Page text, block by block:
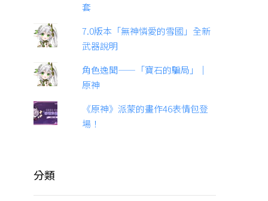
套
7.0版本「無神憐愛的雪國」全新
武器說明
角色逸聞——「寶石的騙局」｜
原神
《原神》派蒙的畫作46表情包登
場！
分類